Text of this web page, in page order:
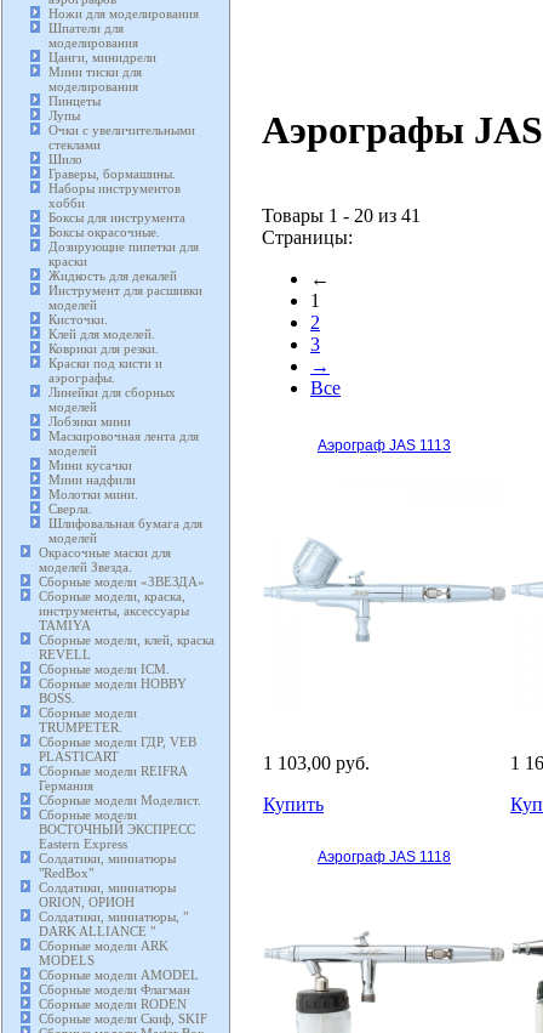
Ножи для моделирования
Шпатели для
моделирования
Цанги, минидрели
Мини тиски для
моделирования
Пинцеты
Лупы
Очки с увеличительными
стеклами
Шило
Граверы, бормашины.
Наборы инструментов
хобби
Боксы для инструмента
Боксы окрасочные.
Дозирующие пипетки для
краски
Жидкость для декалей
Инструмент для расшивки
моделей
Кисточки.
Клей для моделей.
Коврики для резки.
Краски под кисти и
аэрографы.
Линейки для сборных
моделей
Лобзики мини
Маскировочная лента для
моделей
Мини кусачки
Мини надфили
Молотки мини.
Сверла.
Шлифовальная бумага для
моделей
Окрасочные маски для
моделей Звезда.
Сборные модели «ЗВЕЗДА»
Сборные модели, краска,
инструменты, аксессуары
TAMIYA
Сборные модели, клей, краска
REVELL
Сборные модели ICM.
Сборные модели HOBBY
BOSS.
Сборные модели
TRUMPETER.
Сборные модели ГДР, VEB
PLASTICART
Сборные модели REIFRA
Германия
Сборные модели Моделист.
Сборные модели
ВОСТОЧНЫЙ ЭКСПРЕСС
Eastern Express
Солдатики, миниатюры
"RedBox"
Солдатики, миниатюры
ORION, ОРИОН
Солдатики, миниатюры, "
DARK ALLIANCE "
Сборные модели ARK
MODELS
Сборные модели AMODEL
Сборные модели Флагман
Сборные модели RODEN
Сборные модели Скиф, SKIF
Аэрографы
Товары 1 - 20 из 41
Страницы:
←
1
2
3
→
Все
Аэрограф JAS 1113
1 103,00 руб.
Купить
1
Аэрограф JAS 1118